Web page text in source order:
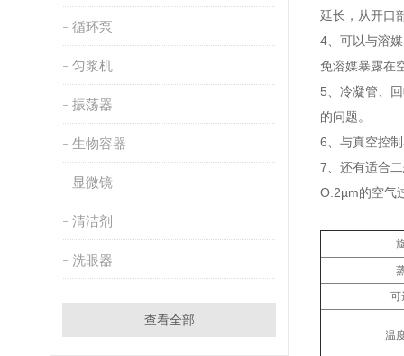
循环泵
匀浆机
振荡器
生物容器
显微镜
清洁剂
洗眼器
查看全部
延长，从开口
4、可以与溶
免溶媒暴露在
5、冷凝管、
的问题。
6、与真空控
7、还有适合
O.2µm的空气
可
温